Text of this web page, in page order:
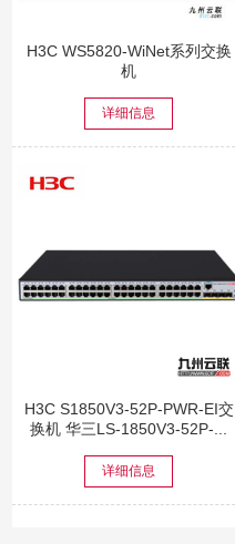
H3C WS5820-WiNet系列交换
机
详细信息
H3C S1850V3-52P-PWR-EI交
换机 华三LS-1850V3-52P-...
详细信息